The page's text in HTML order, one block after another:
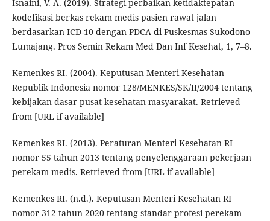
Isnaini, V. A. (2019). Strategi perbaikan ketidaktepatan
kodefikasi berkas rekam medis pasien rawat jalan
berdasarkan ICD-10 dengan PDCA di Puskesmas Sukodono
Lumajang. Pros Semin Rekam Med Dan Inf Kesehat, 1, 7–8.
Kemenkes RI. (2004). Keputusan Menteri Kesehatan
Republik Indonesia nomor 128/MENKES/SK/II/2004 tentang
kebijakan dasar pusat kesehatan masyarakat. Retrieved
from [URL if available]
Kemenkes RI. (2013). Peraturan Menteri Kesehatan RI
nomor 55 tahun 2013 tentang penyelenggaraan pekerjaan
perekam medis. Retrieved from [URL if available]
Kemenkes RI. (n.d.). Keputusan Menteri Kesehatan RI
nomor 312 tahun 2020 tentang standar profesi perekam